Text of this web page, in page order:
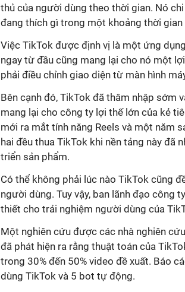
thủ của người dùng theo thời gian. Nó
đang thích gì trong một khoảng thời gian
Việc TikTok được định vị là một ứng
ngay từ đầu cũng mang lại cho nó một
phải điều chỉnh giao diện từ màn hình
Bên cạnh đó, TikTok đã thâm nhập sớm
mang lại cho công ty lợi thế lớn của kẻ
mới ra mắt tính năng Reels và một năm
hai đều thua TikTok khi nền tảng này đã
triển sản phẩm.
Có thể không phải lúc nào TikTok cũng
người dùng. Tuy vậy, ban lãnh đạo công
thiết cho trải nghiệm người dùng của
Một nghiên cứu được các nhà nghiên
đã phát hiện ra rằng thuật toán của
trong 30% đến 50% video đề xuất. Báo
dùng TikTok và 5 bot tự động.